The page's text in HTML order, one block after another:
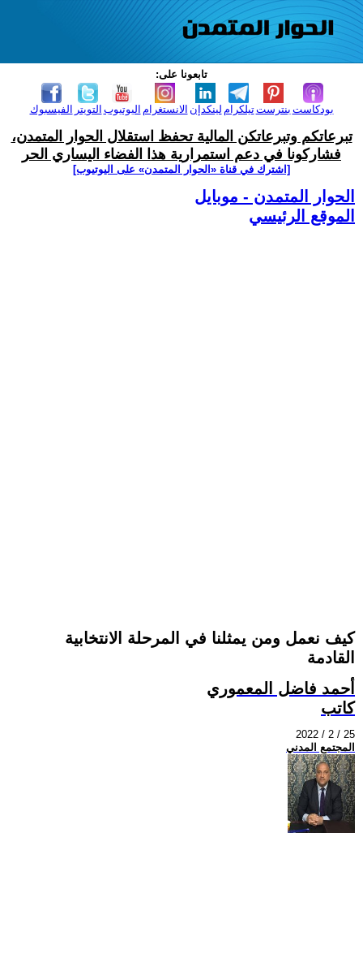
تابعونا على:
الفيسبوك التويتر اليوتيوب الانستغرام لينكدإن تيلكرامبنترست بودكاست
تبرعاتكم وتبرعاتكن المالية تحفظ استقلال الحوار المتمدن،
فشاركونا في دعم استمرارية هذا الفضاء اليساري الحر
[اشترك في قناة ‫«الحوار المتمدن» على اليوتيوب]
الحوار المتمدن - موبايل
الموقع الرئيسي
كيف نعمل ومن يمثلنا في المرحلة الانتخابية
القادمة
أحمد فاضل المعموري
كاتب
2022 / 2 / 25
المجتمع المدني